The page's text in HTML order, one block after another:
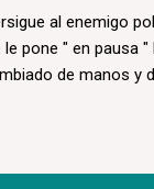
al enemigo
pone " en pausa
de manos y